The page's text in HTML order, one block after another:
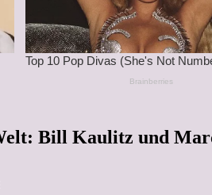
Bill Kaulitz und